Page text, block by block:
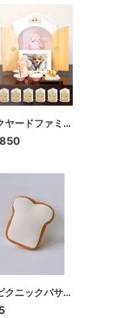
バックヤードファミリー
ロペピクニックパサージュ